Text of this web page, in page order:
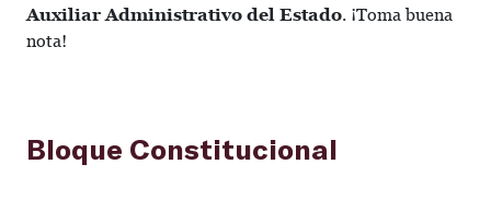
Auxiliar Administrativo del Estado. ¡Toma buena
nota!
Bloque Constitucional